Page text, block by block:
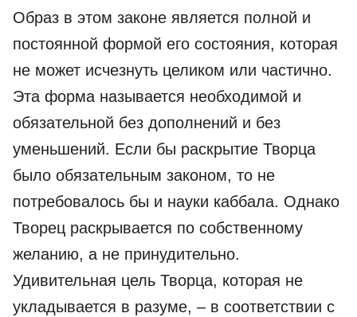
Образ в этом законе является полной и
постоянной формой его состояния, которая
не может исчезнуть целиком или частично.
Эта форма называется необходимой и
обязательной без дополнений и без
уменьшений. Если бы раскрытие Творца
было обязательным законом, то не
потребовалось бы и науки каббала. Однако
Творец раскрывается по собственному
желанию, а не принудительно.
Удивительная цель Творца, которая не
укладывается в разуме, – в соответствии с